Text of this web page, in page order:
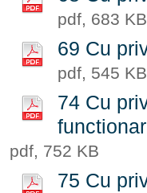
pdf, 683 KB
69 Cu
pdf, 545 KB
74 Cu
pdf, 752 KB
75 Cu